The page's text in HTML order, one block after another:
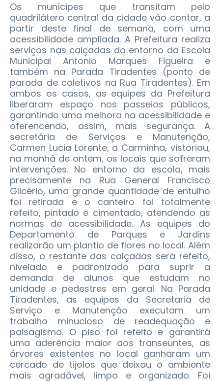
Os munícipes que transitam pelo
quadrilátero central da cidade vão contar, a
partir deste final de semana, com uma
acessibilidade ampliada. A Prefeitura realiza
serviços nas calçadas do entorno da Escola
Municipal Antonio Marques Figueira e
também na Parada Tiradentes (ponto de
parada de coletivos na Rua Tiradentes). Em
ambos os casos, as equipes da Prefeitura
liberaram espaço nos passeios públicos,
garantindo uma melhora na acessibilidade e
oferencendo, assim, mais segurança. A
secretária de Serviços e Manutenção,
Carmen Lucia Lorente, a Carminha, vistoriou,
na manhã de ontem, os locais que sofreram
intervenções. No entorno da escola, mais
precisamente na Rua General Francisco
Glicério, uma grande quantidade de entulho
foi retirada e o canteiro foi totalmente
refeito, pintado e cimentado, atendendo as
normas de acessibilidade. As equipes do
Departamento de Parques e Jardins
realizarão um plantio de flores no local. Além
disso, o restante das calçadas será refeito,
nivelado e padronizado para suprir a
demanda de alunos que estudam no
unidade e pedestres em geral. Na Parada
Tiradentes, as equipes da Secretaria de
Serviço e Manutenção executam um
trabalho minucioso de readequação e
paisagismo. O piso foi refeito e garantirá
uma aderência maior aos transeuntes, as
árvores existentes no local ganharam um
cercado de tijolos que deixou o ambiente
mais agradável, limpo e organizado. Foi